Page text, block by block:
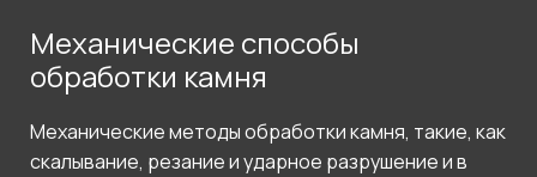
Механические способы
обработки камня
Механические методы обработки камня, такие, как
скалывание, резание и ударное разрушение и в